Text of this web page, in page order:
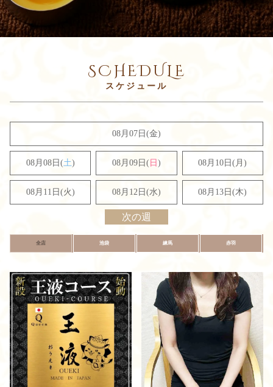
SCHEDULE
08月07日(金)
08月08日(土) 08月09日( 日 ) 08月10日(月)
08月11日(火) 08月12日(水) 08月13日(木)
次の週
全店 池袋 練馬 赤羽